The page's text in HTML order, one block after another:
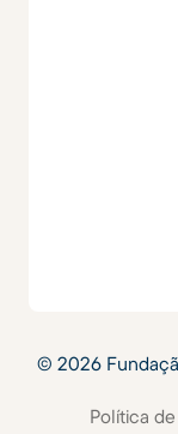
© 2026
Política